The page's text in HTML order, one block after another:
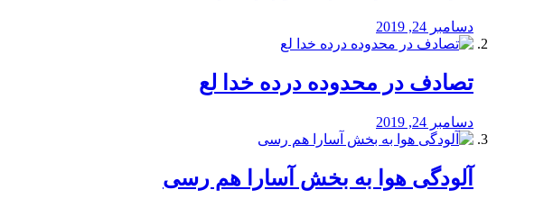
دسامبر 24, 2019
تصادف در محدوده درده خدا لع
دسامبر 24, 2019
آلودگی هوا به بخش آسارا هم رسی